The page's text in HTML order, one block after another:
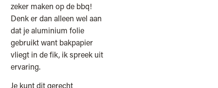
zeker maken op de bbq!
Denk er dan alleen wel aan
dat je aluminium folie
gebruikt want bakpapier
vliegt in de fik, ik spreek uit
ervaring.
Je kunt dit gerecht